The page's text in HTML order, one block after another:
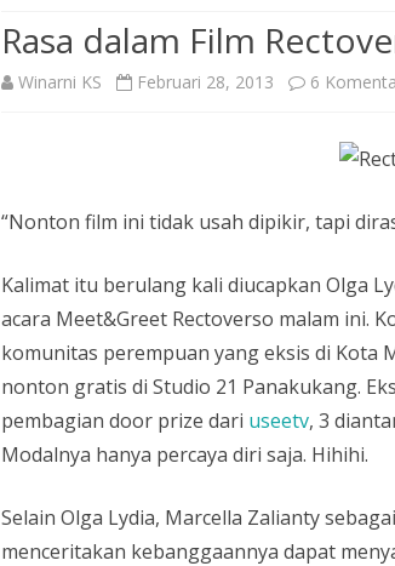
Rasa dalam Film
Winarni KS Februari 28, 2013 6
“Nonton film ini tidak usah dipikir, tapi
Kalimat itu berulang kali diucapkan Olga
acara Meet&Greet Rectoverso malam ini.
komunitas perempuan yang eksis di Kota
nonton gratis di Studio 21 Panakukang.
pembagian door prize dari useetv, 3
Modalnya hanya percaya diri saja. Hihihi.
Selain Olga Lydia, Marcella Zalianty
menceritakan kebanggaannya dapat